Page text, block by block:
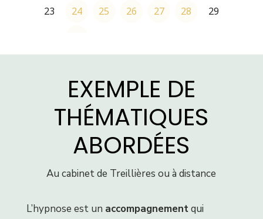
EXEMPLE DE
THÉMATIQUES
ABORDÉES
Au cabinet de Treillières ou à distance
L’hypnose est un accompagnementqui